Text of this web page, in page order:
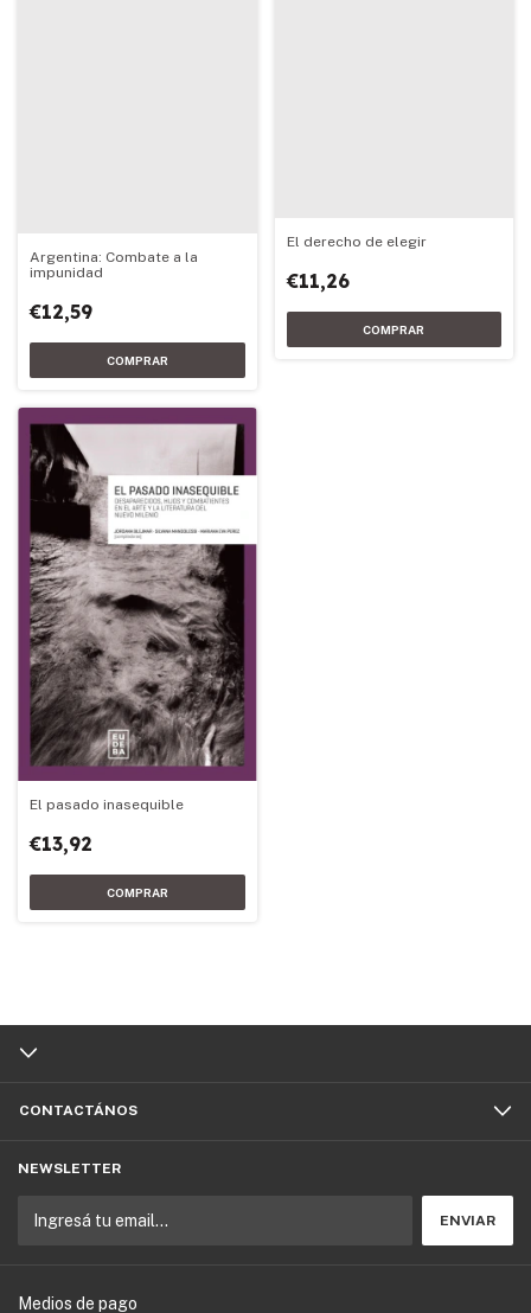
Argentina: Combate a la
impunidad
€12,59
El derecho de elegir
€11,26
El pasado inasequible
€13,92
CONTACTÁNOS
NEWSLETTER
Medios de pago